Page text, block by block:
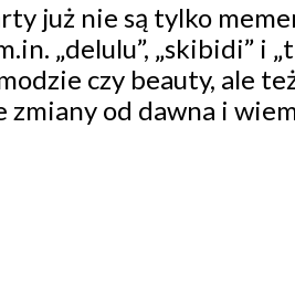
już nie są tylko
„delulu”, „skibidi” i
czy beauty, ale
zmiany od dawna i